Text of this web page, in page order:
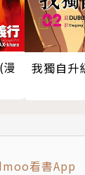
看書App